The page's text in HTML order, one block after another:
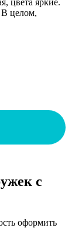
В целом,
с
оформить